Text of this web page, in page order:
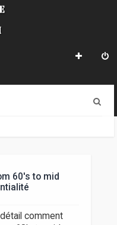
60's to mid
comment